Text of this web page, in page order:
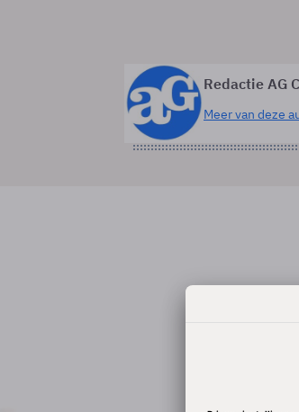
Redactie AG
Meer van deze